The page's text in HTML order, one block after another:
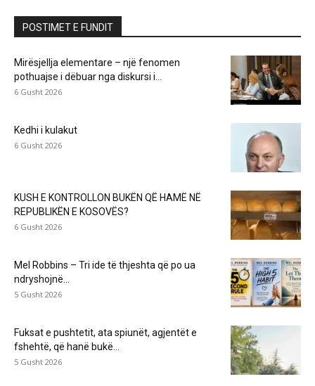
POSTIMET E FUNDIT
Mirësjellja elementare – një fenomen
pothuajse i dëbuar nga diskursi i...
6 Gusht 2026
Kedhi i kulakut
6 Gusht 2026
KUSH E KONTROLLON BUKËN QË HAMË NË
REPUBLIKËN E KOSOVËS?
6 Gusht 2026
Mel Robbins – Tri ide të thjeshta që po ua
ndryshojnë...
5 Gusht 2026
Fuksat e pushtetit, ata spiunët, agjentët e
fshehtë, që hanë bukë...
5 Gusht 2026